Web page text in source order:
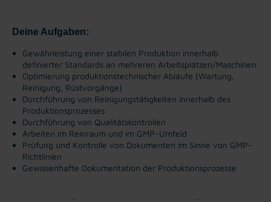
Deine Aufgaben:
Gewährleistung einer stabilen Produktion innerhalb
definierter Standards an mehreren Arbeitsplätzen/Maschinen
Optimierung produktionstechnischer Abläufe (Wartung,
Reinigung, Rüstvorgänge)
Durchführung von Reinigungstätigkeiten innerhalb des
Produktionsprozesses
Durchführung von Qualitätskontrollen
Arbeiten im Reinraum und im GMP-Umfeld
Prüfung und Kontrolle von Dokumenten im Sinne von GMP-
Richtlinien
Gewissenhafte Dokumentation der Produktionsprozesse